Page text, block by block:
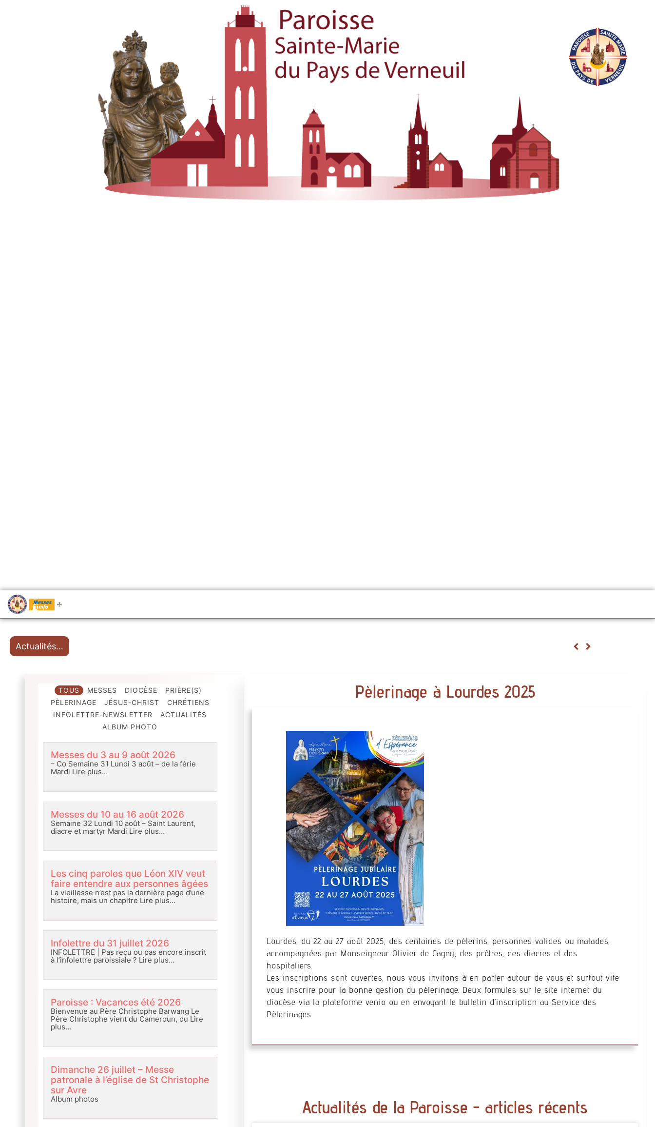
Messes
Actualités…
TOUS MESSES DIOCÈSE
PRIÈRE(S)
PÈLERINAGE
JÉSUS-CHRIST
CHRÉTIENS
INFOLETTRE-NEWSLETTER
ACTUALITÉS
ALBUM PHOTO
Messes du 3 au 9 août 2026
– Co Semaine 31 Lundi 3 août – de la férie
Mardi Lire plus…
Messes du 10 au 16 août 2026
Semaine 32 Lundi 10 août – Saint Laurent,
diacre et martyr Mardi Lire plus…
Les cinq paroles que Léon XIV veut
faire entendre aux personnes âgées
La vieillesse n’est pas la dernière page d’une
histoire, mais un chapitre Lire plus…
Infolettre du 31 juillet 2026
INFOLETTRE | Pas reçu ou pas encore inscrit
à l’infolettre paroissiale ? Lire plus…
Paroisse : Vacances été 2026
Bienvenue au Père Christophe Barwang Le
Père Christophe vient du Cameroun, du Lire
plus…
Dimanche 26 juillet – Messe
patronale à l’église de St Christophe
sur Avre
Album photos
Pèlerinage à Lourdes 2025
Lourdes, du 22 au 27 août 2025, des centaines de pèlerins, personnes valides ou malades,
accompagnées par Monseigneur Olivier de Cagny, des prêtres, des diacres et des
hospitaliers.
Les inscriptions sont ouvertes, nous vous invitons à en parler autour de vous et surtout vite
vous inscrire pour la bonne gestion du pèlerinage. Deux formules sur le site internet du
diocèse via la plateforme venio ou en envoyant le bulletin d’inscription au Service des
Pèlerinages.
Actualités de la Paroisse - articles récents